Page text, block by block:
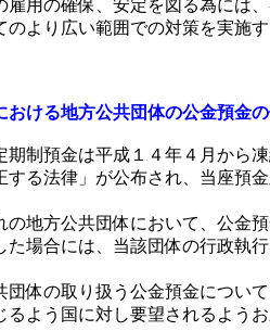
用の確保、安定を図る為には
より広い範囲での対策を実施
ける地方公共団体の公金預金
制預金は平成１４年４月から
する法律」が公布され、当座預
地方公共団体において、公金
た場合には、当該団体の行政執
体の取り扱う公金預金につい
るよう国に対し要望されるよう